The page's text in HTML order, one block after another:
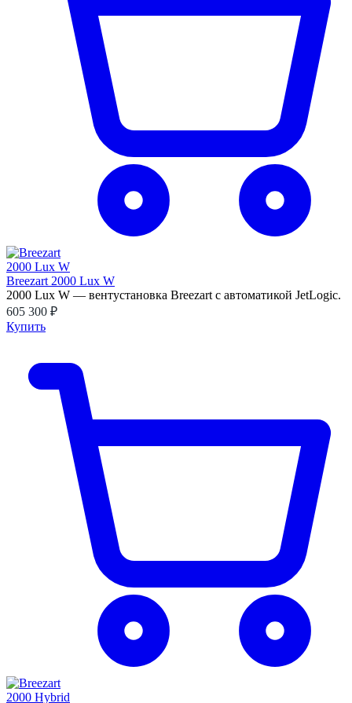
Breezart 2000 Lux W
2000 Lux W — вентустановка Breezart с автоматикой JetLogic.
605 300 ₽
Купить